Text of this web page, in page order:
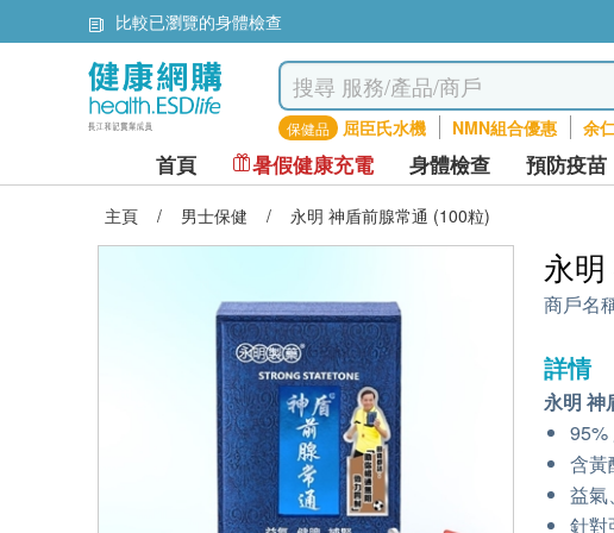
比較已瀏覽的身體檢查
保健品 屈臣氏水機 NMN組合優惠 余
首頁 暑假健康充電 身體檢查 預防疫苗
主頁 / 男士保健 / 永明 神盾前腺常通 (100粒)
永
商戶名
詳情
永明 神
95%
含黃
益氣
針對